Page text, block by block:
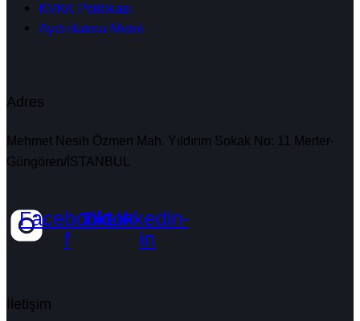
KVKK Politikası
Aydınlatma Metni
Adres
Mehmet Nesih Özmen Mah. Yıldırım Sokak No: 11 Merter-
Güngören/İSTANBUL
Facebook-
f
TiktokLinkedin-
in
İletişim